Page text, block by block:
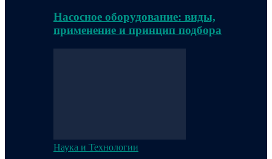
Насосное оборудование: виды,
применение и принцип подбора
Наука и Технологии